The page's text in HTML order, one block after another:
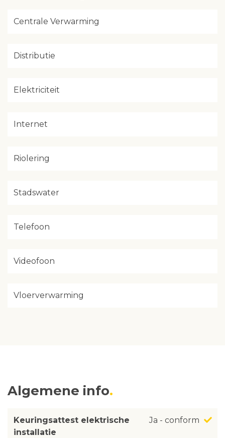
Centrale Verwarming
Distributie
Elektriciteit
Internet
Riolering
Stadswater
Telefoon
Videofoon
Vloerverwarming
Algemene info
Keuringsattest elektrische
installatie
Ja - conform